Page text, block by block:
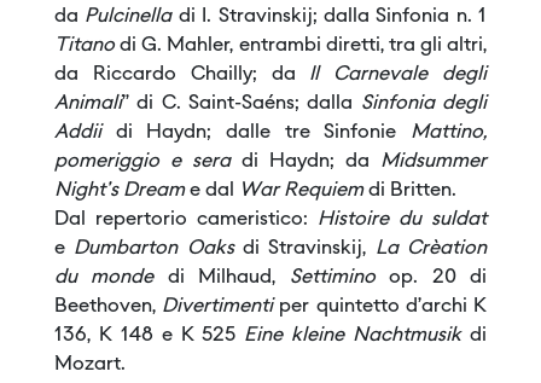
da Pulcinella di I. Stravinskij; dalla Sinfonia n. 1
Titano di G. Mahler, entrambi diretti, tra gli altri,
da Riccardo Chailly; da Il Carnevale degli
Animali” di C. Saint-Saéns; dalla Sinfonia degli
Addiidi Haydn; dalle tre Sinfonie Mattino,
pomeriggio e sera di Haydn; da Midsummer
Night's Dreame dal War Requiemdi Britten.
Dal repertorio cameristico: Histoire du suldat
e Dumbarton Oaksdi Stravinskij, La Crèation
du mondedi Milhaud, Settiminoop. 20 di
Beethoven, Divertimentiper quintetto d’archi K
136, K 148 e K 525 Eine kleine Nachtmusikdi
Mozart.